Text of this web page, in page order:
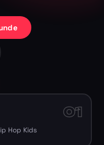
01
Hop Kids